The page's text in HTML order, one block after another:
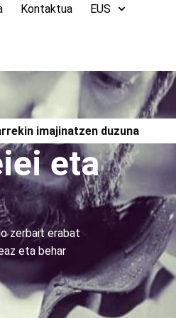
Kontaktua EUS
imajinatzen duzuna
eta
zerbait erabat
eta behar